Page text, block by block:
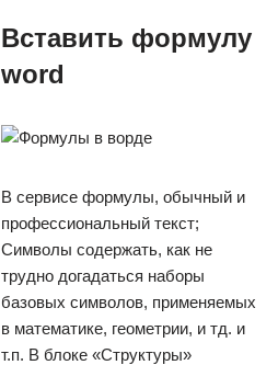
Вставить формулу
word
В сервисе формулы, обычный и
профессиональный текст;
Символы содержать, как не
трудно догадаться наборы
базовых символов, применяемых
в математике, геометрии, и тд. и
т.п. В блоке «Структуры»